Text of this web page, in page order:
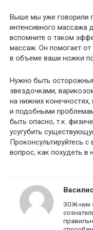
Выше мы уже говорили
интенсивного массажа
вспомните о таком
массаж. Он помогает
в объеме ваши ножки
Нужно быть
звездочками,
на нижних
и подобными
быть опасно, т.к.
усугубить
Проконсультируйтесь
вопрос, как похудеть в
ЗОЖ-ник